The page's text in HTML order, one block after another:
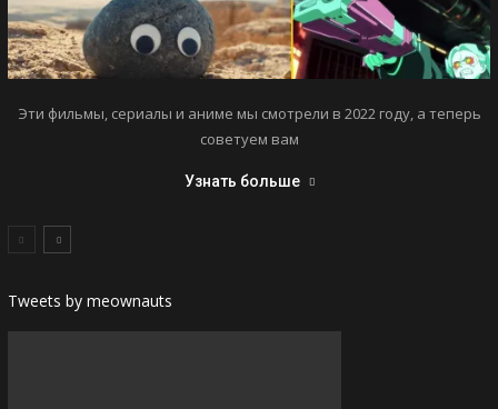
Эти фильмы, сериалы и аниме мы смотрели в 2022 году, а теперь
советуем вам
Узнать больше
Tweets by meownauts